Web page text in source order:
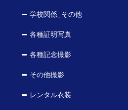
学校関係_その他
各種証明写真
各種記念撮影
その他撮影
レンタル衣装